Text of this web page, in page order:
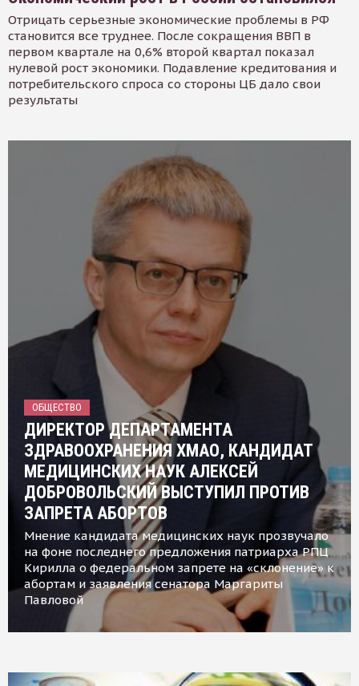
Отрицать серьезные экономические проблемы в РФ
становится все труднее. После сокращения ВВП в
первом квартале на 0,6% второй квартал показал
нулевой рост экономики. Подавление кредитования и
потребительского спроса со стороны ЦБ дало свои
результаты
ОБЩЕСТВО
ДИРЕКТОР ДЕПАРТАМЕНТА
ЗДРАВООХРАНЕНИЯ ХМАО, КАНДИДАТ
МЕДИЦИНСКИХ НАУК АЛЕКСЕЙ
ДОБРОВОЛЬСКИЙ ВЫСТУПИЛ ПРОТИВ
ЗАПРЕТА АБОРТОВ
Мнение кандидата медицинских наук прозвучало
на фоне последнего предложения патриарха РПЦ
Кирилла о федеральном запрете на «склонение» к
абортам и заявления сенатора Маргариты
Павловой